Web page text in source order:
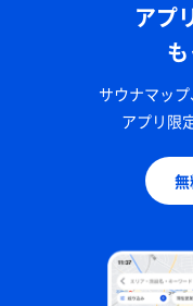
アプ
サウナマップ
アプリ限